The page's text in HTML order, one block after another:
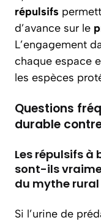
répulsifs
d’avance sur le
L’engagement
chaque espace
les espèces
Questions
durable
Les répulsifs à
sont-ils
du mythe rural
Si l’urine de